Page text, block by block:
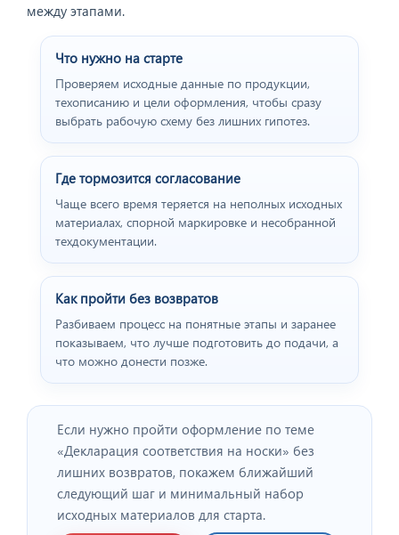
между этапами.
Что нужно на старте
Проверяем исходные данные по продукции,
техописанию и цели оформления, чтобы сразу
выбрать рабочую схему без лишних гипотез.
Где тормозится согласование
Чаще всего время теряется на неполных исходных
материалах, спорной маркировке и несобранной
техдокументации.
Как пройти без возвратов
Разбиваем процесс на понятные этапы и заранее
показываем, что лучше подготовить до подачи, а
что можно донести позже.
Если нужно пройти оформление по теме
«Декларация соответствия на носки» без
лишних возвратов, покажем ближайший
следующий шаг и минимальный набор
исходных материалов для старта.